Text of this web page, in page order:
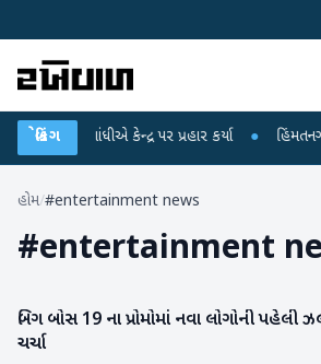
બ્રેકિંગ
રાહુલ ગાંધીએ કેન્દ્ર પર પ્રહાર કર્યા ●
હોમ/#entertainment news
#entertainment
મનોરંજન
બિગ બોસ 19 ના પ્રોમોમાં નવા લોગોની પહેલી
ચર્ચા